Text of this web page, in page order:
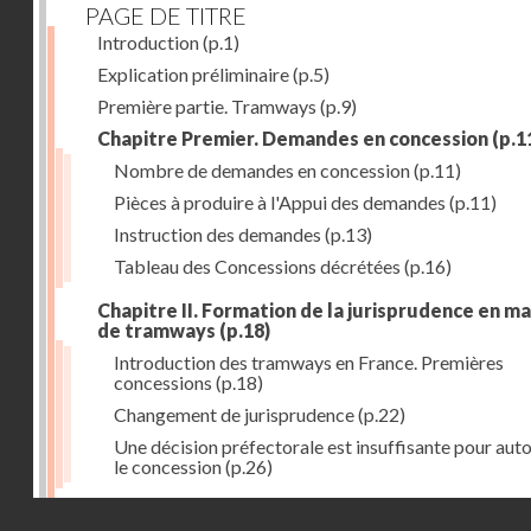
PAGE DE TITRE
Introduction(p.1)
Explication préliminaire(p.5)
Première partie. Tramways (p.9)
Chapitre Premier. Demandes en concession
Nombre de demandes en concession(p.11)
Pièces à produire à l'Appui des demandes (p.11)
Instruction des demandes (p.13)
Tableau des Concessions décrétées (p.16)
Chapitre II. Formation de la jurisprudence en
de tramways (p.18)
Introduction des tramways en France. Premières
concessions (p.18)
Changement de jurisprudence(p.22)
Une décision préfectorale est insuffisante pour
le concession(p.26)